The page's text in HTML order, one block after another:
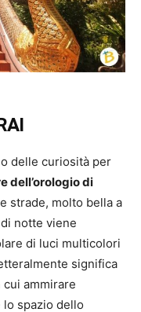
delle curiosità per
dell’orologio di
strade, molto bella a
notte viene
di luci multicolori
significa
cui ammirare
spazio dello